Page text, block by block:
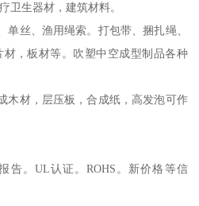
卫生器材，建筑材料。
单丝、渔用绳索。打包带、捆扎绳、
，板材等。吹塑中空成型制品各种
木材，层压板，合成纸，高发泡可作
告。 UL认证。ROHS 。新价格等信